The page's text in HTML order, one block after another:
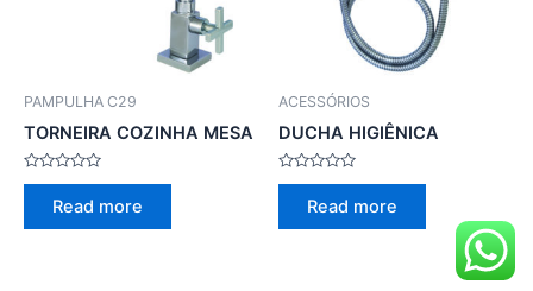
PAMPULHA C29
TORNEIRA COZINHA MESA
Rated
Read more
ACESSÓRIOS
DUCHA HIGIÊNICA
Rated
Read more